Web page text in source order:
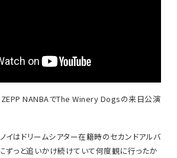
ZEPP NANBAでThe Winery Dogsの来日公演
イはドリームシアター在籍時のセカンドアルバ
ずっと追いかけ続けていて何度観に行ったか